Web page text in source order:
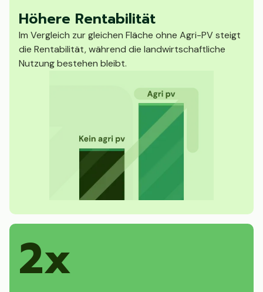
Höhere Rentabilität
Im Vergleich zur gleichen Fläche ohne Agri-PV steigt
die Rentabilität, während die landwirtschaftliche
Nutzung bestehen bleibt.
2x